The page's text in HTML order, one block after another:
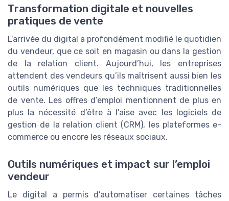
Transformation digitale et nouvelles
pratiques de vente
L’arrivée du digital a profondément modifié le quotidien
du vendeur, que ce soit en magasin ou dans la gestion
de la relation client. Aujourd’hui, les entreprises
attendent des vendeurs qu’ils maîtrisent aussi bien les
outils numériques que les techniques traditionnelles
de vente. Les offres d’emploi mentionnent de plus en
plus la nécessité d’être à l’aise avec les logiciels de
gestion de la relation client (CRM), les plateformes e-
commerce ou encore les réseaux sociaux.
Outils numériques et impact sur l’emploi
vendeur
Le digital a permis d’automatiser certaines tâches